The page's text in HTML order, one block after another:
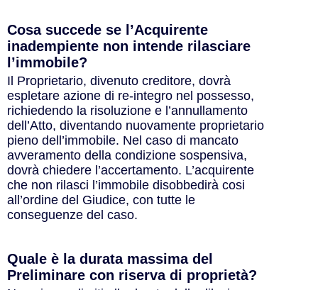
Cosa succede se l’Acquirente
inadempiente non intende rilasciare
l’immobile?
Il Proprietario, divenuto creditore, dovrà
espletare azione di re-integro nel possesso,
richiedendo la risoluzione e l’annullamento
dell’Atto, diventando nuovamente proprietario
pieno dell’immobile. Nel caso di mancato
avveramento della condizione sospensiva,
dovrà chiedere l’accertamento. L’acquirente
che non rilasci l’immobile disobbedirà cosi
all’ordine del Giudice, con tutte le
conseguenze del caso.
Quale è la durata massima del
Preliminare con riserva di proprietà?​